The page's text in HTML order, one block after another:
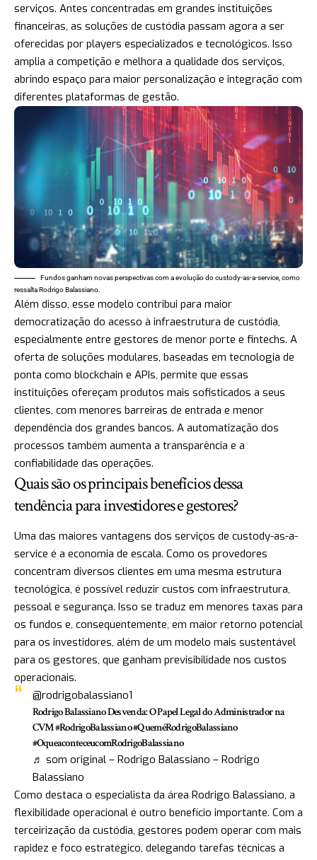
serviços. Antes concentradas em grandes instituições
financeiras, as soluções de custódia passam agora a ser
oferecidas por players especializados e tecnológicos. Isso
amplia a competição e melhora a qualidade dos serviços,
abrindo espaço para maior personalização e integração com
diferentes plataformas de gestão.
Fundos ganham novas perspectivas com a evolução do custody-as-a-service, como
ressalta Rodrigo Balassiano.
Além disso, esse modelo contribui para maior
democratização do acesso à infraestrutura de custódia,
especialmente entre gestores de menor porte e fintechs. A
oferta de soluções modulares, baseadas em tecnologia de
ponta como blockchain e APIs, permite que essas
instituições ofereçam produtos mais sofisticados a seus
clientes, com menores barreiras de entrada e menor
dependência dos grandes bancos. A automatização dos
processos também aumenta a transparência e a
confiabilidade das operações.
Quais são os principais benefícios dessa
tendência para investidores e gestores?
Uma das maiores vantagens dos serviços de custody-as-a-
service é a economia de escala. Como os provedores
concentram diversos clientes em uma mesma estrutura
tecnológica, é possível reduzir custos com infraestrutura,
pessoal e segurança. Isso se traduz em menores taxas para
os fundos e, consequentemente, em maior retorno potencial
para os investidores, além de um modelo mais sustentável
para os gestores, que ganham previsibilidade nos custos
operacionais.
@rodrigobalassiano1
Rodrigo Balassiano Desvenda: O Papel Legal do Administrador na
CVM#RodrigoBalassiano#QueméRodrigoBalassiano
#OqueaconteceucomRodrigoBalassiano
♬ som original – Rodrigo Balassiano – Rodrigo
Balassiano
Como destaca o especialista da área Rodrigo Balassiano, a
flexibilidade operacional é outro benefício importante. Com a
terceirização da custódia, gestores podem operar com mais
rapidez e foco estratégico, delegando tarefas técnicas a